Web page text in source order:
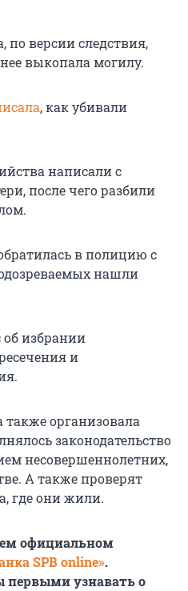
по версии следствия,
выкопала могилу.
, как убивали
написали с
после чего разбили
в полицию с
нашли
об избрании
и
также организовала
законодательство
несовершеннолетних,
А также проверят
где они жили.
официальном
SPB online».
первыми узнавать о